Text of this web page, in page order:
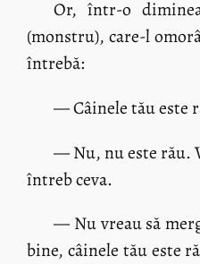
Or, într-o
(monstru), care-l
întrebă:
— Câinele tău este
— Nu, nu este rău.
întreb ceva.
— Nu vreau să
bine, câinele tău este